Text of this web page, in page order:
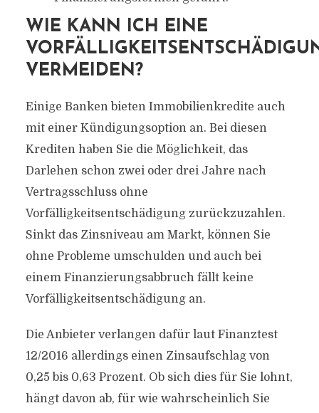
WIE KANN ICH EINE
VERMEIDEN?
Einige Banken bieten Immobilienkredite auch
mit einer Kündigungsoption an. Bei diesen
Krediten haben Sie die Möglichkeit, das
Darlehen schon zwei oder drei Jahre nach
Vertragsschluss ohne
Vorfälligkeitsentschädigung zurückzuzahlen.
Sinkt das Zinsniveau am Markt, können Sie
ohne Probleme umschulden und auch bei
einem Finanzierungsabbruch fällt keine
Vorfälligkeitsentschädigung an.
Die Anbieter verlangen dafür laut Finanztest
12/2016 allerdings einen Zinsaufschlag von
0,25 bis 0,63 Prozent. Ob sich dies für Sie lohnt,
hängt davon ab, für wie wahrscheinlich Sie